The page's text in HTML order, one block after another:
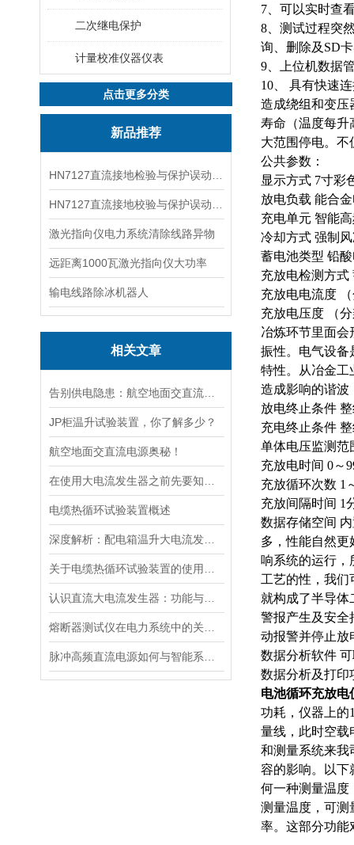
二次继电保护
计量校准仪器仪表
点击更多分类
新品推荐
激光指向仪电力系统清除线路异物
远距离1000瓦激光指向仪大功率
输电线路除冰机器人
相关文章
JP柜温升试验装置，你了解多少？
航空地面交直流电源奥秘！
电缆热循环试验装置概述
7、可以实时查
8、测试过程突
询、删除及SD
9、上位机数据
10、 具有快速
造成绕组和变压
寿命（温度每升
大范围停电。不
公共参数：
显示方式 7寸彩
放电负载 能合
充电单元 智能
冷却方式 强制
蓄电池类型 铅
充放电检测方式
充放电电流度
充放电压度 （
冶炼环节里面
振性。电气设备
特性。从冶金工
造成影响的谐波
放电终止条件
充电终止条件
单体电压监测范
充放电时间 0～
充放循环次数 1
充放间隔时间 1
数据存储空间
多，性能自然更
响系统的运行，
工艺的性，我们
就构成了半导体
警报产生及安全
动报警并停止放
数据分析软件
数据分析及打印
电池循环充放电
功耗，仪器上的
量线，此时空载
和测量系统来我
容的影响。以下
何一种测量温度
测量温度，可测
率。这部分功能